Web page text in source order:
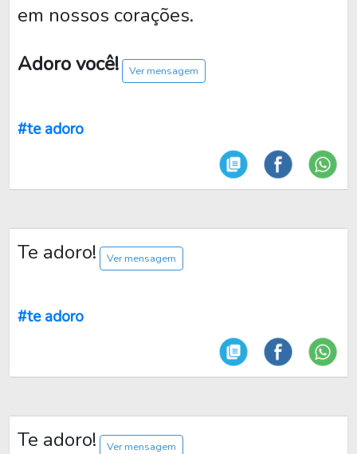
em nossos corações.
Adoro você!
Ver mensagem
#te adoro
Te adoro! Ver mensagem
#te adoro
Te adoro! Ver mensagem